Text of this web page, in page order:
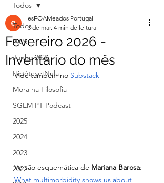
Todos
2026
Junho 2026
Hipótese Nula
Mora na Filosofia
SGEM PT Podcast
2025
2024
2023
2022
Todos
Fevereiro 2026 -
Inventário do mês
esFOAMeados Portugal
3 de mar. 4 min de leitura
Vide também no Substack
Versão esquemática de Mariana Barosa:
What multimorbidity shows us about